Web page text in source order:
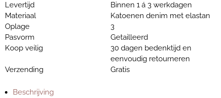
Levertijd
Binnen 1 á 3 werkdagen
Materiaal
Katoenen denim met elastan
Oplage
3
Pasvorm
Getailleerd
Koop veilig
30 dagen bedenktijd en
eenvoudig retourneren
Verzending
Gratis
Beschrijving